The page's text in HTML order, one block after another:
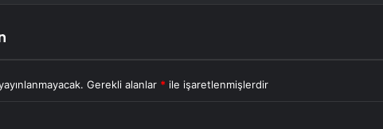
Gerekli alanlar * ile işaretlenmişlerdir